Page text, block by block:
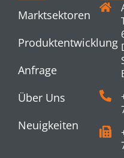
Marktsektoren
Produktentwicklung
Anfrage
Über Uns
Neuigkeiten